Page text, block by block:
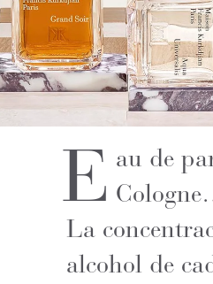
E au de
La
alcohol de